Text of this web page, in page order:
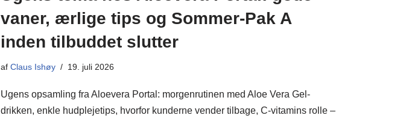
vaner, ærlige tips og Sommer-Pak A
inden tilbuddet slutter
af Claus Ishøy 19. juli 2026
Ugens opsamling fra Aloevera Portal: morgenrutinen med Aloe Vera Gel-
drikken, enkle hudplejetips, hvorfor kunderne vender tilbage, C-vitamins rolle –